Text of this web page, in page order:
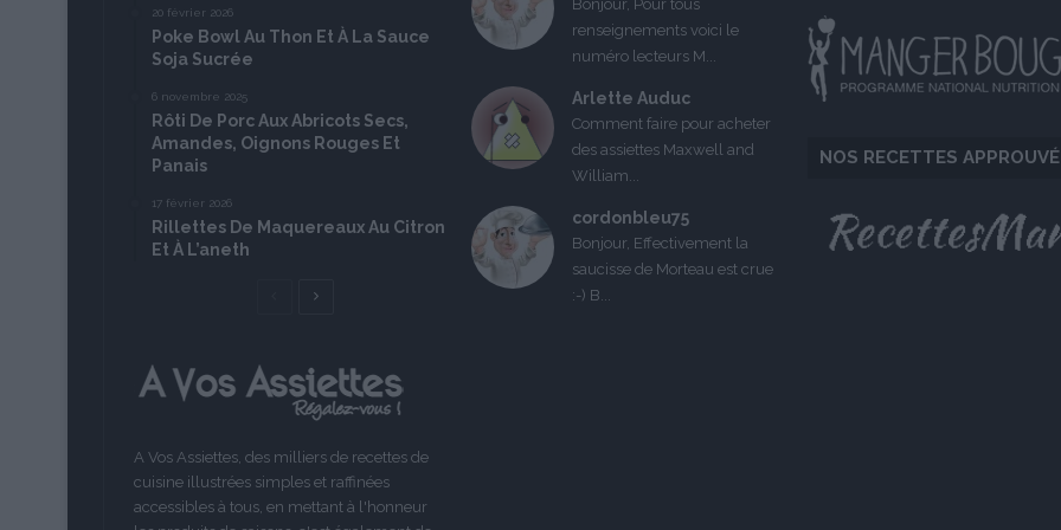
20 février 2026
Poke Bowl Au Thon Et À La Sauce
Soja Sucrée
6 novembre 2025
Rôti De Porc Aux Abricots Secs,
Amandes, Oignons Rouges Et
Panais
17 février 2026
Rillettes De Maquereaux Au Citron
Et À L’aneth
Page
A Vos Assiettes, des milliers de recettes de
cuisine illustrées simples et raffinées
accessibles à tous, en mettant à l'honneur
Bonjour, Pour tous
renseignements voici le
numéro lecteurs M...
Arlette Auduc
Comment faire pour acheter
des assiettes Maxwell and
William...
cordonbleu75
Bonjour, Effectivement la
saucisse de Morteau est crue
:-) B...
NOS RECETTES